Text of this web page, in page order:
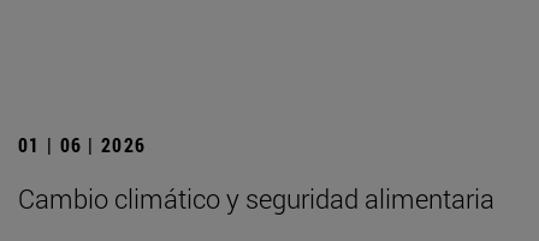
01 | 06 | 2026
Cambio climático y seguridad alimentaria